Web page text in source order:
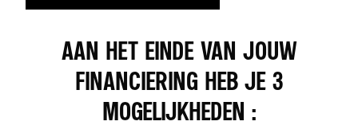
AAN HET EINDE VAN JOUW
FINANCIERING HEB JE 3
MOGELIJKHEDEN :